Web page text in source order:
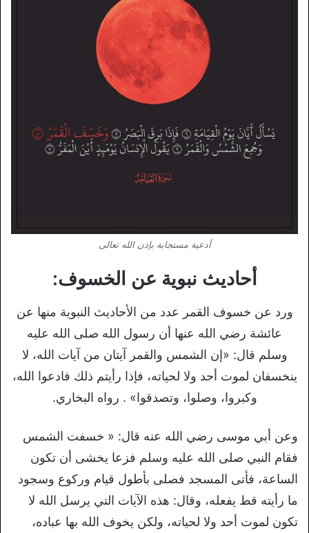
أدعية مستجابة بإذن الله تعالى
أحاديث نبوية عن الخسوف:
ورد عن خسوف القمر عدد من الأحاديث النبوية منها عن
عائشة رضي الله عنها أن رسول الله صلى الله عليه
وسلم قال: «إن الشمس والقمر آيتان من آيات الله، لا
ينخسفان لموت أحد ولا لحياته، فإذا رأيتم ذلك فادعوا الله،
وكبروا، وصلوا، وتصدقوا» . رواه البخاري.
وعن أبي موسى رضي الله عنه قال: « خسفت الشمس
فقام النبي صلى الله عليه وسلم فزعا يخشى أن تكون
الساعة، فأتى المسجد فصلى بأطول قيام وركوع وسجود
ما رأيته قط يفعله، وقال: هذه الآيات التي يرسل الله لا
تكون لموت أحد ولا لحياته، ولكن يخوف الله بها عباده،